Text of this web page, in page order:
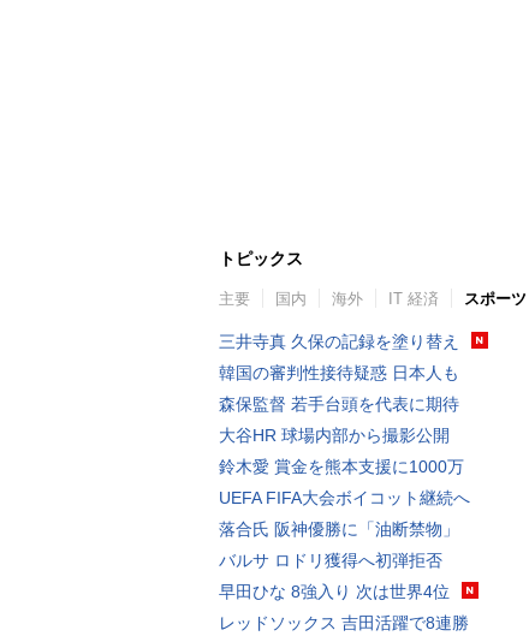
トピックス
主要 国内 海外 IT 経済 スポーツ
三井寺真 久保の記録を塗り替え
韓国の審判性接待疑惑 日本人も
森保監督 若手台頭を代表に期待
大谷HR 球場内部から撮影公開
鈴木愛 賞金を熊本支援に1000万
UEFA FIFA大会ボイコット継続へ
落合氏 阪神優勝に「油断禁物」
バルサ ロドリ獲得へ初弾拒否
早田ひな 8強入り 次は世界4位
レッドソックス 吉田活躍で8連勝